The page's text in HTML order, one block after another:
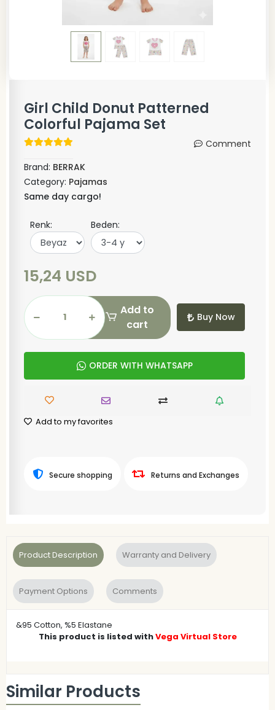
Girl Child Donut Patterned
Colorful Pajama Set
Comment
Brand: BERRAK
Category: Pajamas
Same day cargo!
Renk: Beden:
15,24 USD
Add to
cart
Buy Now
ORDER WITH WHATSAPP
Add to my favorites
Secure shopping Returns and Exchanges
Product Description Warranty and Delivery
Payment Options Comments
&95 Cotton, %5 Elastane
This product is listed withVega Virtual Store
Similar Products